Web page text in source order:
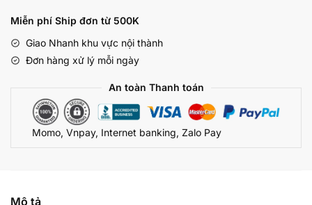
Giả
Có
Cả
Miệng
CA4456
Miễn phí Ship đơn từ 500K
Giao Nhanh khu vực nội thành
Đơn hàng xử lý mỗi ngày
An toàn Thanh toán
Momo, Vnpay, Internet banking, Zalo Pay
Mô tả